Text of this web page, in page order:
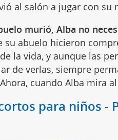
al salón a jugar con su
murió, Alba no
su abuelo hicieron
la vida, y aunque las
de verlas, siempre
cuando Alba mira
para niños -